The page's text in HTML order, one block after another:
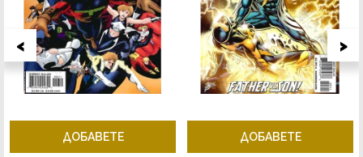
ДОБАВЕТЕ ДОБАВЕТЕ
< >